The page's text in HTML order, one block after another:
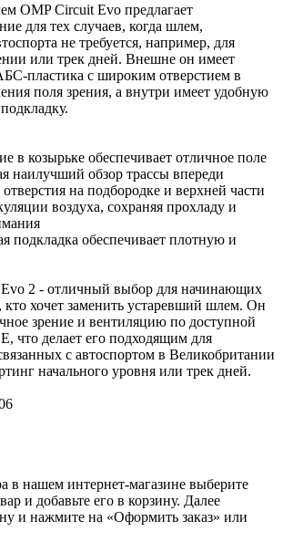
OMP Circuit Evo предлагает
для тех случаев, когда шлем,
не требуется, например, для
или трек дней. Внешне он имеет
пластика с широким отверстием в
поля зрения, а внутри имеет удобную
в козырьке обеспечивает отличное поле
наилучший обзор трассы впереди
на подбородке и верхней части
воздуха, сохраняя прохладу и
подкладка обеспечивает плотную и
2 - отличный выбор для начинающих
кто хочет заменить устаревший шлем. Он
зрение и вентиляцию по доступной
что делает его подходящим для
с автоспортом в Великобритании
начального уровня или трек дней.
в нашем интернет-магазине выберите
и добавьте его в корзину. Далее
и нажмите на «Оформить заказ» или